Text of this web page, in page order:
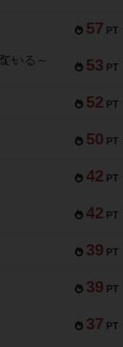
57 PT
53 PT
いる～
52 PT
50 PT
42 PT
42 PT
39 PT
39 PT
37 PT